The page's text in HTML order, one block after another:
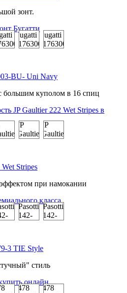
зонт.
BU- Uni Navy
куполом в 16 спиц
Stripes
при намокании
3 TIE Style
стиль